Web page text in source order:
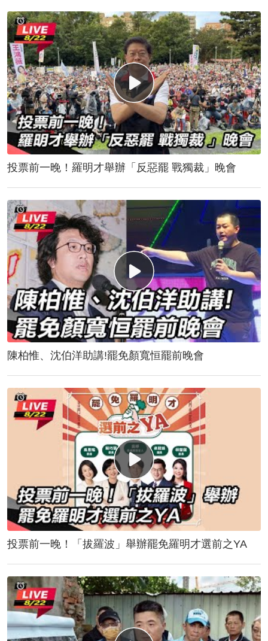
投票前一晚！羅明才舉辦「反惡罷 戰獨裁」晚會
陳柏惟、沈伯洋助講!罷免顏寬恒罷前晚會
投票前一晚！「拔羅波」舉辦罷免羅明才選前之YA